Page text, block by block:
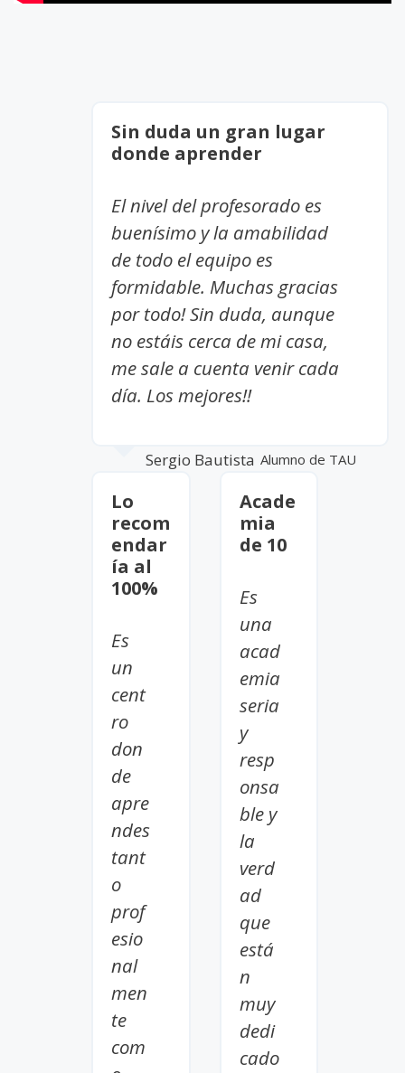
Sin duda un gran lugar
donde aprender
El nivel del profesorado es
buenísimo y la amabilidad
de todo el equipo es
formidable. Muchas gracias
por todo! Sin duda, aunque
no estáis cerca de mi casa,
me sale a cuenta venir cada
día. Los mejores!!
Sergio Bautista Alumno de TAU
Lo
recom
endar
ía al
100%
Es
un
cent
ro
don
de
apre
ndes
tant
o
prof
esio
nal
men
te
com
Acade
mia
de 10
Es
una
acad
emia
seria
y
resp
onsa
ble y
la
verd
ad
que
está
n
muy
dedi
cado